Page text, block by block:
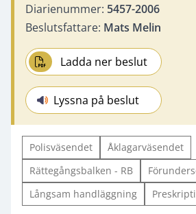
Diarienummer: 5457-2006
Beslutsfattare: Mats Melin
Ladda ner beslut
Lyssna på beslut
Polisväsendet
Åklagarväsendet
Rättegångsbalken - RB
Långsam handläggning